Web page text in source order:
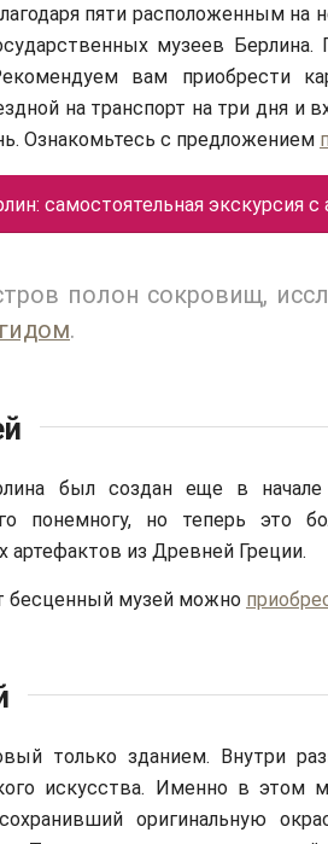
пяти расположенным на
музеев
вам приобрести
на транспорт на три дня и
Ознакомьтесь с предложением
самостоятельная экскурсия
полон сокровищ,
.
был создан еще в
понемногу, но теперь это
артефактов из Древней Греции.
бесценный музей можно
только зданием. Внутри
искусства. Именно в этом
оригинальную